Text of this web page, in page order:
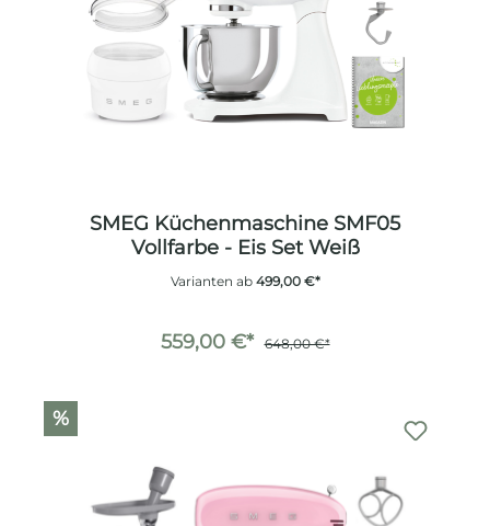
SMEG Küchenmaschine SMF05
Vollfarbe - Eis Set Weiß
Varianten ab499,00 €*
559,00 €* 648,00 €*
%